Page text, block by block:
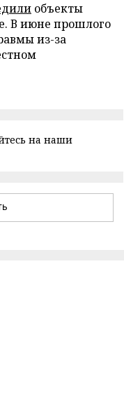
объекты
В июне прошлого
из-за
на наши